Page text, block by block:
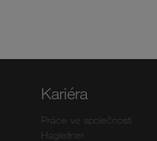
Kariéra
Práce ve společnosti
Hagleitner